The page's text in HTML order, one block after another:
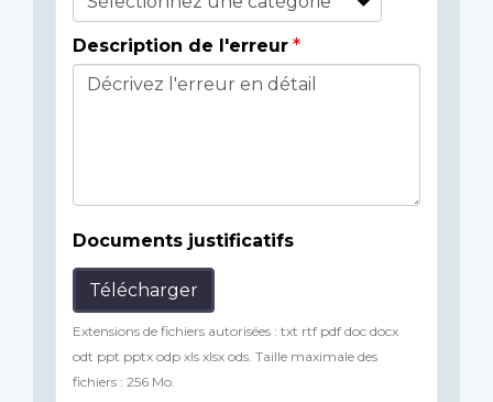
Description de l'erreur
Documents justificatifs
Télécharger
Extensions de fichiers autorisées : txt rtf pdf doc docx
odt ppt pptx odp xls xlsx ods. Taille maximale des
fichiers : 256 Mo.